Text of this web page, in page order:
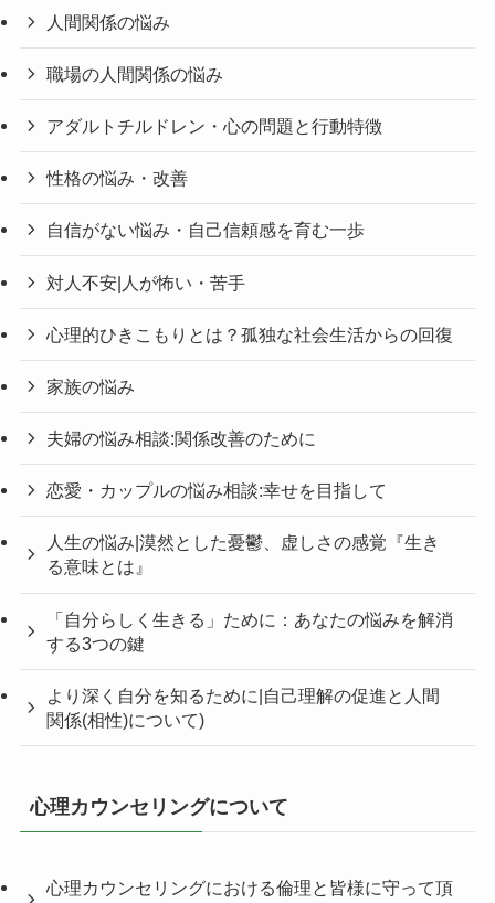
人間関係の悩み
職場の人間関係の悩み
アダルトチルドレン・心の問題と行動特徴
性格の悩み・改善
自信がない悩み・自己信頼感を育む一歩
対人不安|人が怖い・苦手
心理的ひきこもりとは？孤独な社会生活からの回復
家族の悩み
夫婦の悩み相談:関係改善のために
恋愛・カップルの悩み相談:幸せを目指して
人生の悩み|漠然とした憂鬱、虚しさの感覚『生き
る意味とは』
「自分らしく生きる」ために：あなたの悩みを解消
する3つの鍵
より深く自分を知るために|自己理解の促進と人間
関係(相性)について)
心理カウンセリングについて
心理カウンセリングにおける倫理と皆様に守って頂